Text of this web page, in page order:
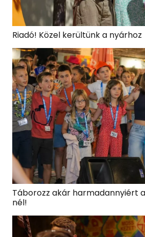
Riadó! Közel kerültünk a nyárhoz
Táborozz akár harmadannyiért a
nél!